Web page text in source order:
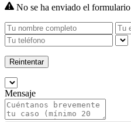
No se ha enviado el formulario
Reintentar
Mensaje